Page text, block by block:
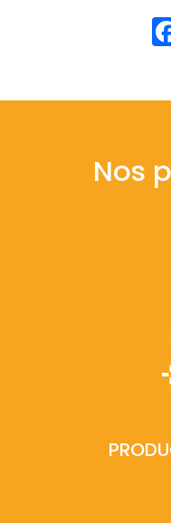
Nos